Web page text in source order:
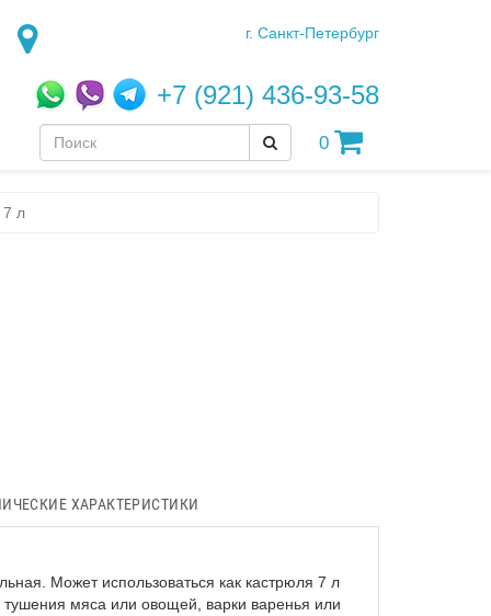
г. Санкт-Петербург
+7 (921) 436-93-58
0
л
ХАРАКТЕРИСТИКИ
Может использоваться как кастрюля 7 л
тушения мяса или овощей, варки варенья или